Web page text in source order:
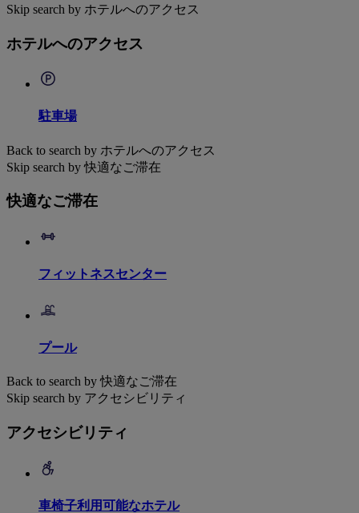
Skip search by ホテルへのアクセス
ホテルへのアクセス
駐車場
Back to search by ホテルへのアクセス
Skip search by 快適なご滞在
快適なご滞在
フィットネスセンター
プール
Back to search by 快適なご滞在
Skip search by アクセシビリティ
アクセシビリティ
車椅子利用可能なホテル